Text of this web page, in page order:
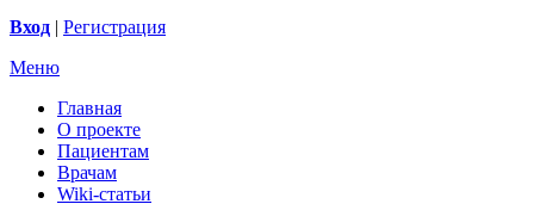
Вход | Регистрация
Меню
Главная
О проекте
Пациентам
Врачам
Wiki-статьи